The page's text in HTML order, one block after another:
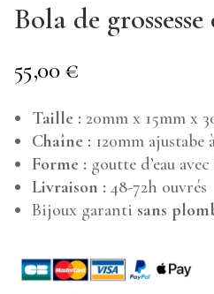
Bola de
55,00€
Taille : 20mm x 15mm x
Chaîne : 120mm ajustabe
Forme : goutte d’eau
Livraison : 48-72h ouvrés
Bijoux garanti sans